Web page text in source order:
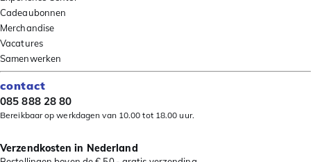
Cadeaubonnen
Merchandise
Vacatures
Samenwerken
contact
085 888 28 80
Bereikbaar op werkdagen van 10.00 tot 18.00 uur.
Verzendkosten in Nederland